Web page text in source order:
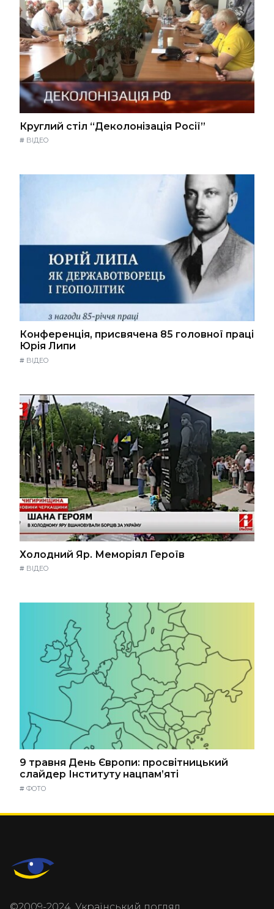
Круглий стіл “Деколонізація Росії”
# ВІДЕО
Конференція, присвячена 85 головної праці
Юрія Липи
# ВІДЕО
Холодний Яр. Меморіял Героїв
# ВІДЕО
9 травня День Європи: просвітницький
слайдер Інституту нацпам’яті
# ФОТО